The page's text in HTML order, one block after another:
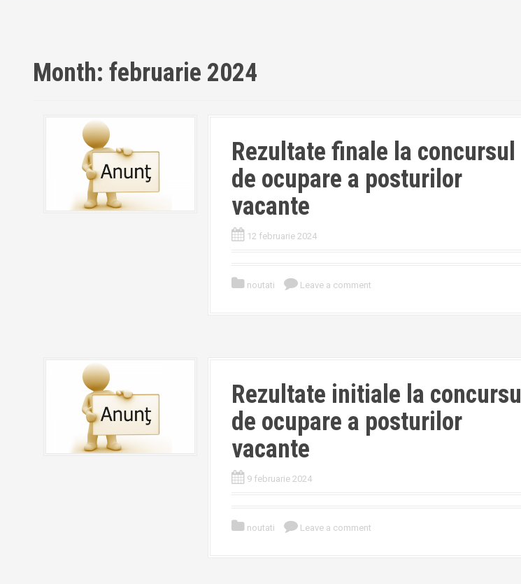
Month: februarie 2024
Rezultate finale la concursul
de ocupare a posturilor
vacante
12 februarie 2024
noutati Leave a comment
Rezultate initiale la concursul
de ocupare a posturilor
vacante
9 februarie 2024
noutati Leave a comment